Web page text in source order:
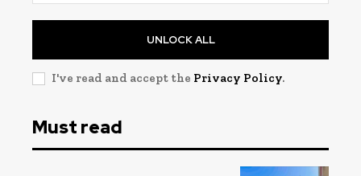
UNLOCK ALL
I've read and accept the Privacy Policy.
Must read